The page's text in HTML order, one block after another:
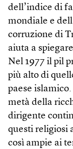
dell’indice di
mondiale e
corruzione di
aiuta a
Nel 1977 il pil
più alto di
paese
metà della
dirigente
questi religiosi
così ampie ai